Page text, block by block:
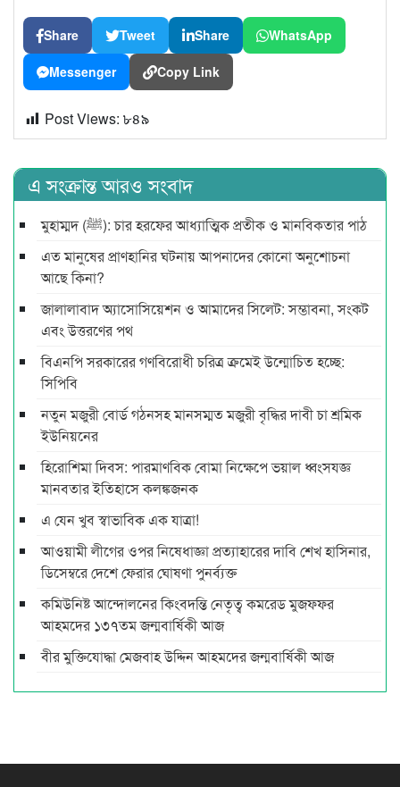
Share Tweet Share WhatsApp
Messenger Copy Link
Post Views: ৮৪৯
এ সংক্রান্ত আরও সংবাদ
মুহাম্মদ (ﷺ): চার হরফের আধ্যাত্মিক প্রতীক ও মানবিকতার পাঠ
এত মানুষের প্রাণহানির ঘটনায় আপনাদের কোনো অনুশোচনা
আছে কিনা?
জালালাবাদ অ্যাসোসিয়েশন ও আমাদের সিলেট: সম্ভাবনা, সংকট
এবং উত্তরণের পথ
বিএনপি সরকারের গণবিরোধী চরিত্র ক্রমেই উন্মোচিত হচ্ছে:
সিপিবি
নতুন মজুরী বোর্ড গঠনসহ মানসম্মত মজুরী বৃদ্ধির দাবী চা শ্রমিক
ইউনিয়নের
হিরোশিমা দিবস: পারমাণবিক বোমা নিক্ষেপে ভয়াল ধ্বংসযজ্ঞ
মানবতার ইতিহাসে কলঙ্কজনক
এ যেন খুব স্বাভাবিক এক যাত্রা!
আওয়ামী লীগের ওপর নিষেধাজ্ঞা প্রত্যাহারের দাবি শেখ হাসিনার,
ডিসেম্বরে দেশে ফেরার ঘোষণা পুনর্ব্যক্ত
কমিউনিষ্ট আন্দোলনের কিংবদন্তি নেতৃত্ব কমরেড মুজফ্ফর
আহমদের ১৩৭তম জন্মবার্ষিকী আজ
বীর মুক্তিযোদ্ধা মেজবাহ উদ্দিন আহমদের জন্মবার্ষিকী আজ